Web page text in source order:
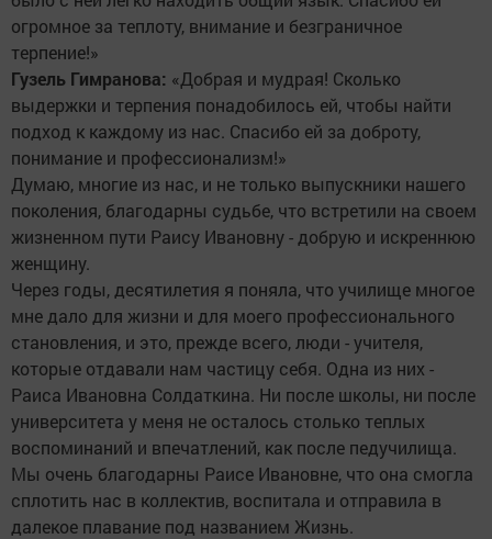
огромное за теплоту, внимание и безграничное
терпение!»
Гузель Гимранова: «Добрая и мудрая! Сколько
выдержки и терпения понадобилось ей, чтобы найти
подход к каждому из нас. Спасибо ей за доброту,
понимание и профессионализм!»
Думаю, многие из нас, и не только выпускники нашего
поколения, благодарны судьбе, что встретили на своем
жизненном пути Раису Ивановну - добрую и искреннюю
женщину.
Через годы, десятилетия я поняла, что училище многое
мне дало для жизни и для моего профессионального
становления, и это, прежде всего, люди - учителя,
которые отдавали нам частицу себя. Одна из них -
Раиса Ивановна Солдаткина. Ни после школы, ни после
университета у меня не осталось столько теплых
воспоминаний и впечатлений, как после педучилища.
Мы очень благодарны Раисе Ивановне, что она смогла
сплотить нас в коллектив, воспитала и отправила в
далекое плавание под названием Жизнь.